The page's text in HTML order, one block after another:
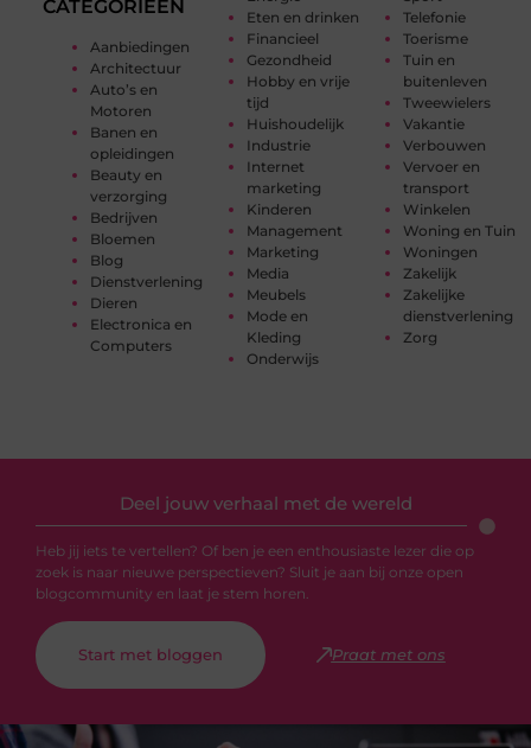
CATEGORIEËN
Aanbiedingen
Architectuur
Auto’s en
Motoren
Banen en
opleidingen
Beauty en
verzorging
Bedrijven
Bloemen
Blog
Dienstverlening
Dieren
Electronica en
Computers
Eten en drinken
Financieel
Gezondheid
Hobby en vrije
tijd
Huishoudelijk
Industrie
Internet
marketing
Kinderen
Management
Marketing
Media
Meubels
Mode en
Kleding
Onderwijs
Telefonie
Toerisme
Tuin en
buitenleven
Tweewielers
Vakantie
Verbouwen
Vervoer en
transport
Winkelen
Woning en Tuin
Woningen
Zakelijk
Zakelijke
dienstverlening
Zorg
Deel jouw verhaal met de wereld
Heb jij iets te vertellen? Of ben je een enthousiaste lezer die op
zoek is naar nieuwe perspectieven? Sluit je aan bij onze open
blogcommunity en laat je stem horen.
Start met bloggen Praat met ons